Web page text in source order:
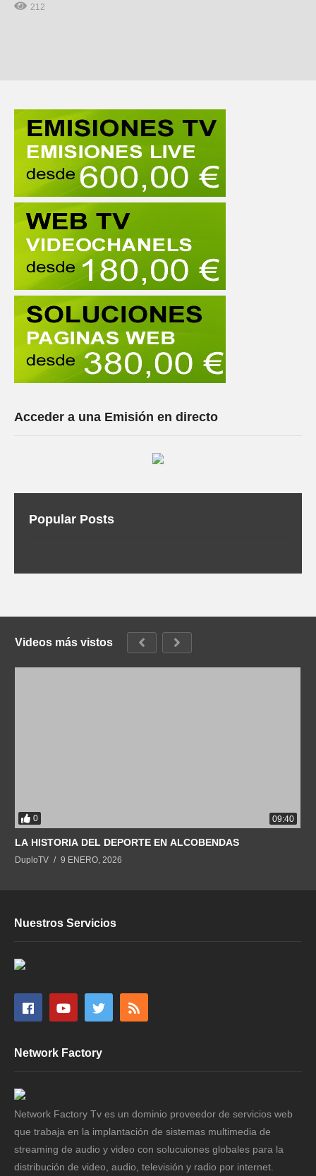
212
Acceder a una Emisión en directo
Popular Posts
Videos más vistos
0 09:40
LA HISTORIA DEL DEPORTE EN ALCOBENDAS
DuploTV 9 ENERO, 2026
Nuestros Servicios
Network Factory
Network Factory Tv es un dominio proveedor de servicios web
que trabaja en la implantación de sistemas multimedia de
streaming de audio y video con solucuiones globales para la
distribución de video, audio, televisión y radio por internet.